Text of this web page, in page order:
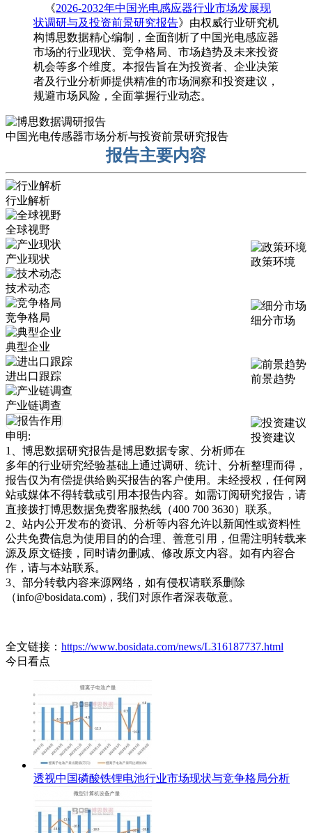
《2026-2032年中国光电感应器行业市场发展现
状调研与及投资前景研究报告》由权威行业研究机
构博思数据精心编制，全面剖析了中国光电感应器
市场的行业现状、竞争格局、市场趋势及未来投资
机会等多个维度。本报告旨在为投资者、企业决策
者及行业分析师提供精准的市场洞察和投资建议，
规避市场风险，全面掌握行业动态。
中国光电传感器市场分析与投资前景研究报告
报告主要内容
行业解析
全球视野
政策环境
产业现状
技术动态
细分市场
竞争格局
典型企业
前景趋势
进出口跟踪
产业链调查
投资建议
申明:
1、博思数据研究报告是博思数据专家、分析师在
多年的行业研究经验基础上通过调研、统计、分析整理而得，
报告仅为有偿提供给购买报告的客户使用。未经授权，任何网
站或媒体不得转载或引用本报告内容。如需订阅研究报告，请
直接拨打博思数据免费客服热线（400 700 3630）联系。
2、站内公开发布的资讯、分析等内容允许以新闻性或资料性
公共免费信息为使用目的的合理、善意引用，但需注明转载来
源及原文链接，同时请勿删减、修改原文内容。如有内容合
作，请与本站联系。
3、部分转载内容来源网络，如有侵权请联系删除
（info@bosidata.com)，我们对原作者深表敬意。
全文链接： https://www.bosidata.com/news/L316187737.html
今日看点
透视中国磷酸铁锂电池行业市场现状与竞争格局分析